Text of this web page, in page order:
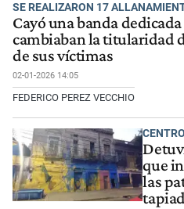
SE REALIZARON 17
Cayó una banda
cambiaban la titularidad
de sus víctimas
02-01-2026 14:05
FEDERICO PEREZ VECCHIO
que
las